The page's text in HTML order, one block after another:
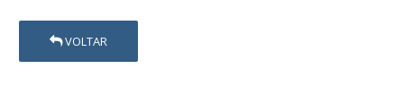
VOLTAR